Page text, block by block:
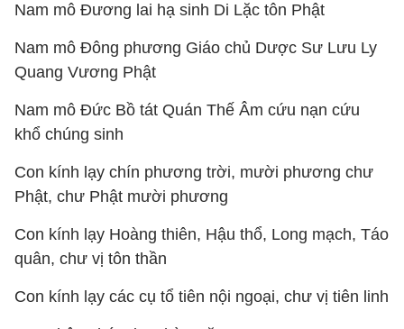
Nam mô Đương lai hạ sinh Di Lặc tôn Phật
Nam mô Đông phương Giáo chủ Dược Sư Lưu Ly
Quang Vương Phật
Nam mô Đức Bồ tát Quán Thế Âm cứu nạn cứu
khổ chúng sinh
Con kính lạy chín phương trời, mười phương chư
Phật, chư Phật mười phương
Con kính lạy Hoàng thiên, Hậu thổ, Long mạch, Táo
quân, chư vị tôn thần
Con kính lạy các cụ tổ tiên nội ngoại, chư vị tiên linh